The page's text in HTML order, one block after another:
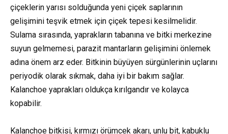
çiçeklerin yarısı solduğunda yeni çiçek saplarının
gelişimini teşvik etmek için çiçek tepesi kesilmelidir.
Sulama sırasında, yaprakların tabanına ve bitki merkezine
suyun gelmemesi, parazit mantarların gelişimini önlemek
adına önem arz eder. Bitkinin büyüyen sürgünlerinin uçlarını
periyodik olarak sıkmak, daha iyi bir bakım sağlar.
Kalanchoe yaprakları oldukça kırılgandır ve kolayca
kopabilir.
Kalanchoe bitkisi, kırmızı örümcek akarı, unlu bit, kabuklu